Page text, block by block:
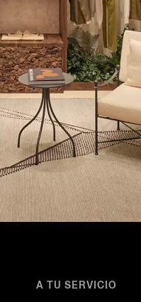
A TU SERVICIO